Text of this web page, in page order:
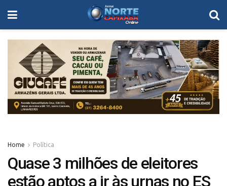
Home Política
Quase 3 milhões de eleitores
estão aptos a ir às urnas no ES